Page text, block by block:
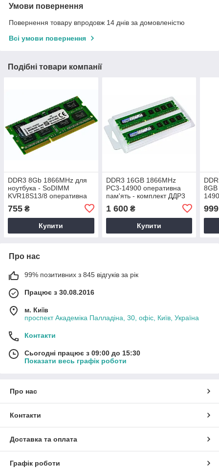
Умови повернення
Повернення товару впродовж 14 днів за домовленістю
Всі умови повернення
Подібні товари компанії
DDR3 8Gb 1866MHz для
ноутбука - SoDIMM
KVR18S13/8 оперативна
8192MB
755 ₴
Купити
DDR3 16GB 1866MHz
PC3-14900 оперативна
пам'ять - комплект ДДР3
(CKD3F18T13N/16G)
1 600₴
Купити
999
Про нас
99% позитивних з 845 відгуків за рік
Працює з 30.08.2016
м. Київ
проспект Академіка Палладіна, 30, офіс, Київ, Україна
Контакти
Сьогодні працює з 09:00 до 15:30
Показати весь графік роботи
Про нас
Контакти
Доставка та оплата
Графік роботи